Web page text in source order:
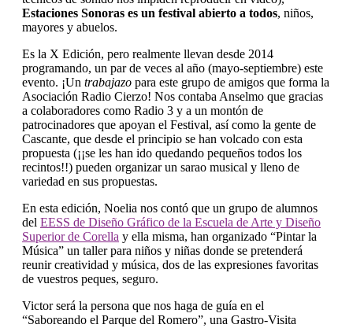
Estaciones Sonoras es un festival abierto a todos, niños,
mayores y abuelos.
Es la X Edición, pero realmente llevan desde 2014
programando, un par de veces al año (mayo-septiembre) este
evento. ¡Un trabajazo para este grupo de amigos que forma la
Asociación Radio Cierzo! Nos contaba Anselmo que gracias
a colaboradores como Radio 3 y a un montón de
patrocinadores que apoyan el Festival, así como la gente de
Cascante, que desde el principio se han volcado con esta
propuesta (¡¡se les han ido quedando pequeños todos los
recintos!!) pueden organizar un sarao musical y lleno de
variedad en sus propuestas.
En esta edición, Noelia nos contó que un grupo de alumnos
del EESS de Diseño Gráfico de la Escuela de Arte y Diseño
Superior de Corella y ella misma, han organizado “Pintar la
Música” un taller para niños y niñas donde se pretenderá
reunir creatividad y música, dos de las expresiones favoritas
de vuestros peques, seguro.
Victor será la persona que nos haga de guía en el
“Saboreando el Parque del Romero”, una Gastro-Visita